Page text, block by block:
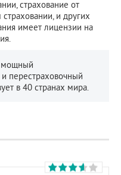
страхование от
и других
имеет лицензии на
мощный
перестраховочный
в 40 странах мира.